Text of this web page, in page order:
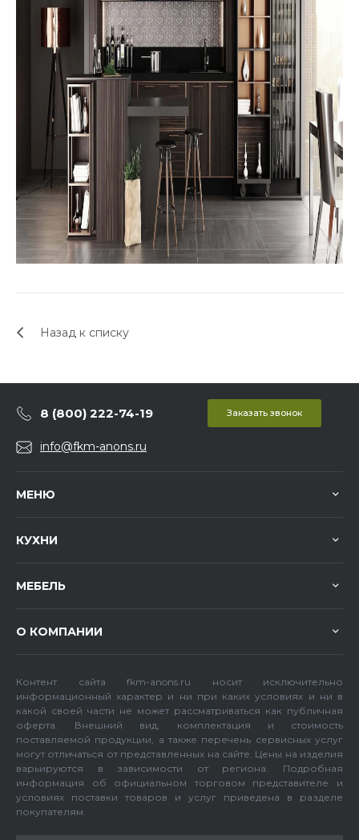
Назад к списку
8 (800) 222-74-19 Заказать звонок
info@fkm-anons.ru
МЕНЮ
КУХНИ
МЕБЕЛЬ
О КОМПАНИИ
Контент сайта fkm-anons.ru носит исключительно
информационный характер и ни при каких условиях и ни в
какой своей части не может рассматриваться как публичная
оферта. Внешний вид, комплектация и стоимость
поставляемой продукции, а также перечень сервисных услуг
могут отличаться от представленных на сайте. Цены на изделия
варьируются в зависимости от региона. Подробная
информация об официальном торговом представителе и
условиях поставки товаров и услуг приведена в разделе
покупателям.